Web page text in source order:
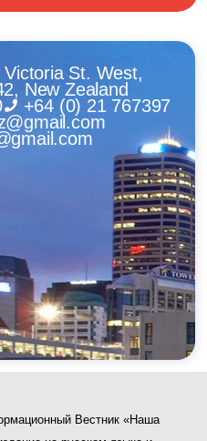
St. West,
New Zealand
+64 (0) 21 767397
Вестник «Наша